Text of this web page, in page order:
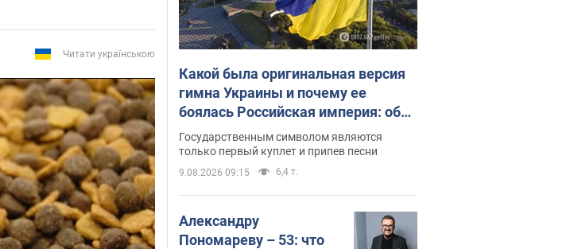
Читати українською
Какой была оригинальная версия
гимна Украины и почему ее
боялась Российская империя: об
этом не рассказывают в школе
Государственным символом являются
только первый куплет и припев песни
9.08.2026 09:15 6,4 т.
Александру
Пономареву – 53: что